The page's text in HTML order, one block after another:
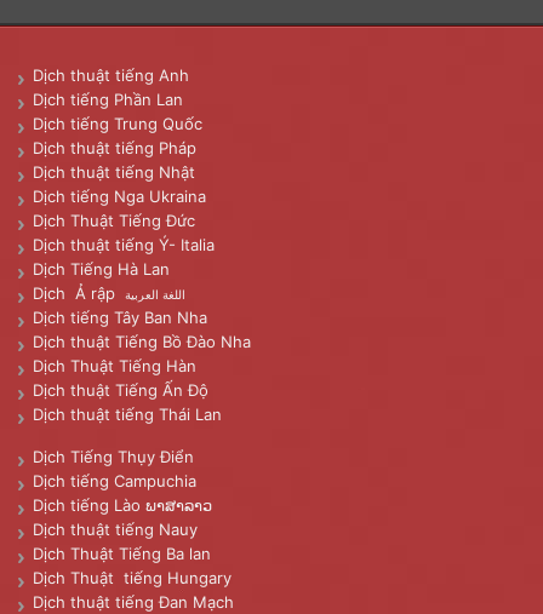
Dịch thuật tiếng Anh
Dịch tiếng Phần Lan
Dịch tiếng Trung Quốc
Dịch thuật tiếng Pháp
Dịch thuật tiếng Nhật
Dịch tiếng Nga Ukraina
Dịch Thuật Tiếng Đức
Dịch thuật tiếng Ý- Italia
Dịch Tiếng Hà Lan
Dịch Ả rập
اللغة العربية
Dịch tiếng Tây Ban Nha
Dịch thuật Tiếng Bồ Đào Nha
Dịch Thuật Tiếng Hàn
Dịch thuật Tiếng Ấn Độ
Dịch thuật tiếng Thái Lan
Dịch Tiếng Thụy Điển
Dịch tiếng Campuchia
Dịch tiếng Lào ພາສາລາວ
Dịch thuật tiếng Nauy
Dịch Thuật Tiếng Ba lan
Dịch Thuật tiếng Hungary
Dịch thuật tiếng Đan Mạch